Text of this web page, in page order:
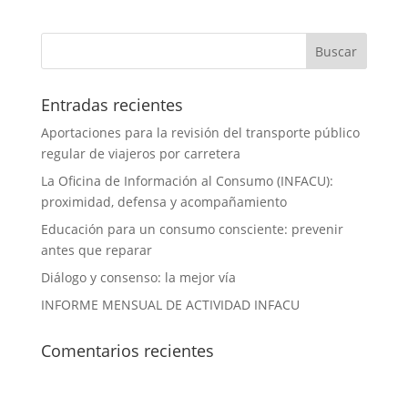
Entradas recientes
Aportaciones para la revisión del transporte público
regular de viajeros por carretera
La Oficina de Información al Consumo (INFACU):
proximidad, defensa y acompañamiento
Educación para un consumo consciente: prevenir
antes que reparar
Diálogo y consenso: la mejor vía
INFORME MENSUAL DE ACTIVIDAD INFACU
Comentarios recientes